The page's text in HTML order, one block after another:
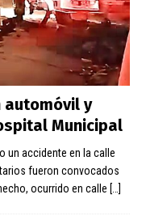
automóvil y
Municipal
un accidente en la calle
fueron convocados
ocurrido en calle […]